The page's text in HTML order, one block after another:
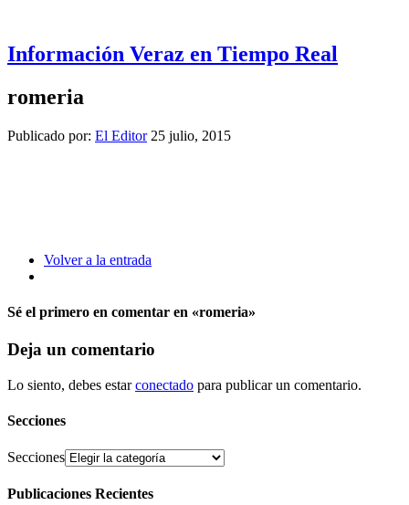
Información Veraz en Tiempo Real
romeria
Publicado por: El Editor 25 julio, 2015
Volver a la entrada
Sé el primero en comentar en «romeria»
Deja un comentario
Lo siento, debes estarconectado para publicar un comentario.
Secciones
Secciones
Publicaciones Recientes